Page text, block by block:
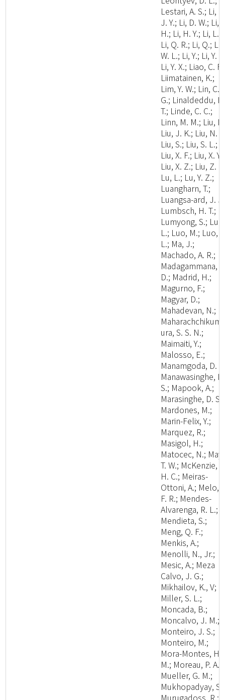
Lestari, A. S.; Li,
J. Y.; Li, D. W.; Li,
H.; Li, H. Y.; Li, L.;
Li, Q. R.; Li, Q.; Li,
W. L.; Li, Y.; Li, Y.
Li, Y. X.; Liao, C. F.;
Liimatainen, K.;
Lim, Y. W.; Lin, C.
G.; Linaldeddu, B.
T.; Linde, C. C.;
Linn, M. M.; Liu,
Liu, J. K.; Liu, N.
Liu, S.; Liu, S. L.;
Liu, X. F.; Liu, X. Y.;
Liu, X. Z.; Liu, Z.
Lu, L.; Lu, Y. Z.;
Luangharn, T.;
Luangsa-ard, J.
Lumbsch, H. T.;
Lumyong, S.;
L.; Luo, M.; Luo,
L.; Ma, J.;
Machado, A. R.;
Madagammana,
D.; Madrid, H.;
Magurno, F.;
Magyar, D.;
Mahadevan, N.;
ura, S. S. N.;
Maimaiti, Y.;
Malosso, E.;
Manamgoda, D.
Manawasinghe, I.
S.; Mapook, A.;
Marasinghe, D. S.;
Mardones, M.;
Marin-Felix, Y.;
Marquez, R.;
Masigol, H.;
Matocec, N.; May,
T. W.; McKenzie,
H. C.; Meiras-
Ottoni, A.; Melo,
F. R.; Mendes-
Alvarenga, R. L.;
Mendieta, S.;
Meng, Q. F.;
Menkis, A.;
Menolli, N., Jr.;
Mesic, A.; Meza
Calvo, J. G.;
Mikhailov, K., V;
Miller, S. L.;
Moncada, B.;
Moncalvo, J. M.;
Monteiro, J. S.;
Monteiro, M.;
Mora-Montes, H.
M.; Moreau, P. A.;
Mueller, G. M.;
Mukhopadyay, S.;
Murugadoss, R.;